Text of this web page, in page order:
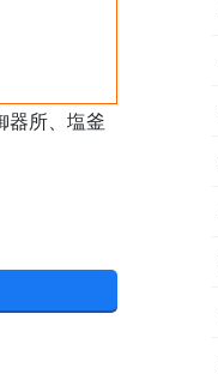
器所、塩釜